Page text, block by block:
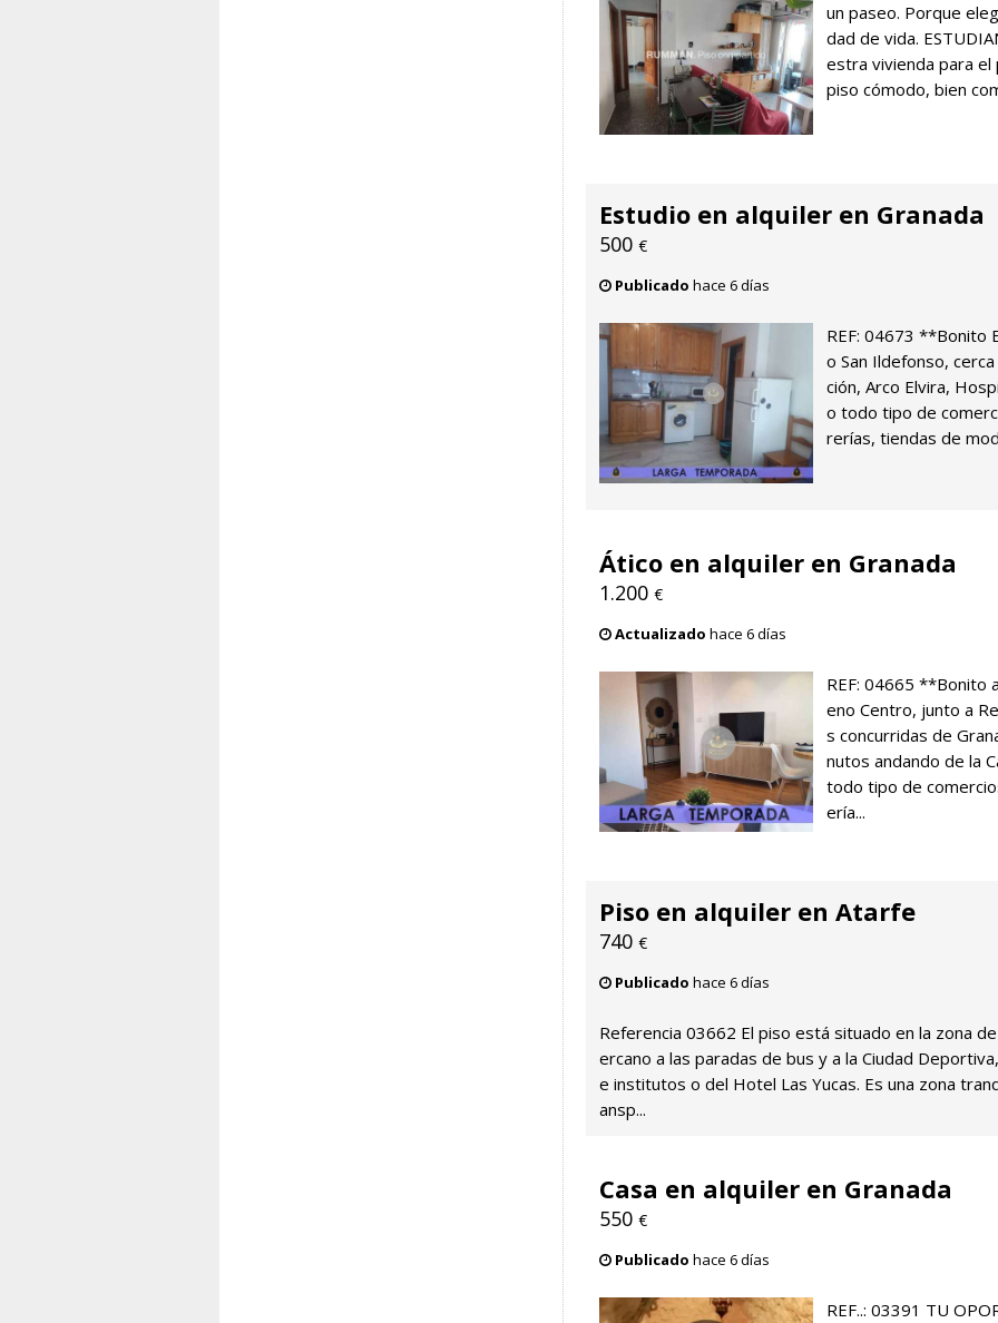
un paseo. Porque
dad de vida.
estra vivienda para el
piso cómodo, bien
Estudio en alquiler en Granada
500 €
Publicado hace 6 días
REF: 04673 **Bonito
o San Ildefonso,
ción, Arco Elvira,
o todo tipo de
rerías, tiendas de
Ático en alquiler en Granada
1.200 €
Actualizado hace 6 días
REF: 04665 **Bonito
eno Centro, junto a
s concurridas de
nutos andando de la
todo tipo de
ería...
Piso en alquiler en Atarfe
740 €
Publicado hace 6 días
Referencia 03662 El piso está situado en la zona
ercano a las paradas de bus y a la Ciudad
e institutos o del Hotel Las Yucas. Es una zona
ansp...
Casa en alquiler en Granada
550 €
Publicado hace 6 días
REF..: 03391 TU